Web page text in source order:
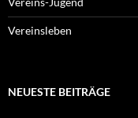
Vereinsleben
NEUESTE BEITRÄGE